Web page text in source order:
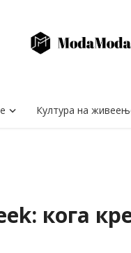
Култура на
кога